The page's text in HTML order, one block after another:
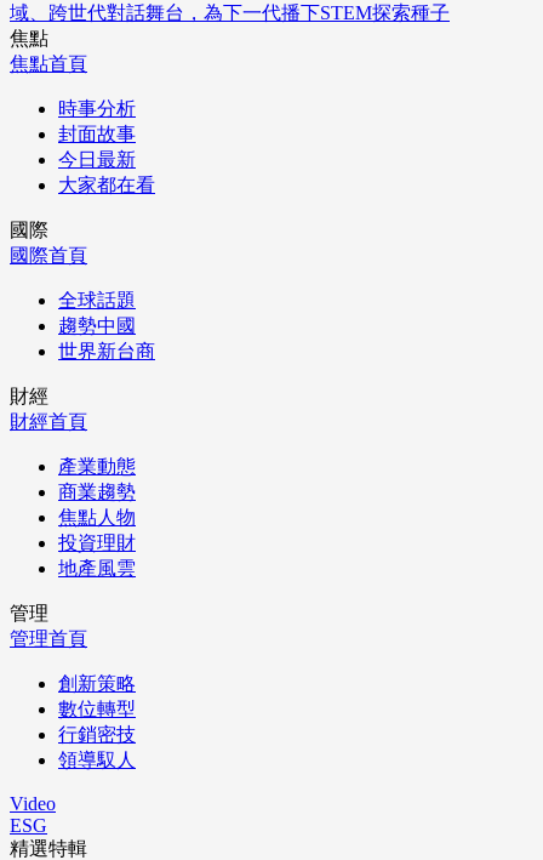
域、跨世代對話舞台，為下一代播下STEM探索種子
焦點
焦點首頁
時事分析
封面故事
今日最新
大家都在看
國際
國際首頁
全球話題
趨勢中國
世界新台商
財經
財經首頁
產業動態
商業趨勢
焦點人物
投資理財
地產風雲
管理
管理首頁
創新策略
數位轉型
行銷密技
領導馭人
Video
ESG
精選特輯